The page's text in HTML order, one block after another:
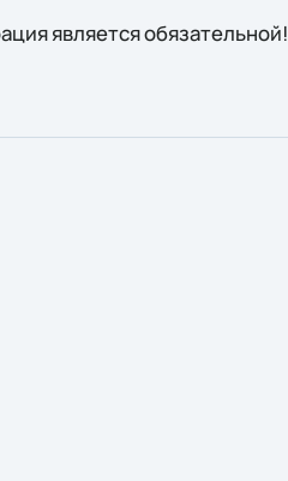
является обязательной!